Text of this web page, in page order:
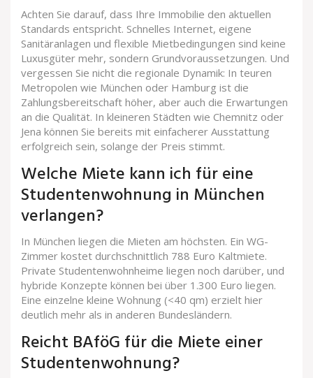
Achten Sie darauf, dass Ihre Immobilie den aktuellen
Standards entspricht. Schnelles Internet, eigene
Sanitäranlagen und flexible Mietbedingungen sind keine
Luxusgüter mehr, sondern Grundvoraussetzungen. Und
vergessen Sie nicht die regionale Dynamik: In teuren
Metropolen wie München oder Hamburg ist die
Zahlungsbereitschaft höher, aber auch die Erwartungen
an die Qualität. In kleineren Städten wie Chemnitz oder
Jena können Sie bereits mit einfacherer Ausstattung
erfolgreich sein, solange der Preis stimmt.
Welche Miete kann ich für eine
Studentenwohnung in München
verlangen?
In München liegen die Mieten am höchsten. Ein WG-
Zimmer kostet durchschnittlich 788 Euro Kaltmiete.
Private Studentenwohnheime liegen noch darüber, und
hybride Konzepte können bei über 1.300 Euro liegen.
Eine einzelne kleine Wohnung (<40 qm) erzielt hier
deutlich mehr als in anderen Bundesländern.
Reicht BAföG für die Miete einer
Studentenwohnung?